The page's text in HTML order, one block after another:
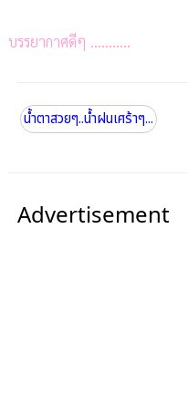
บรรยากาศดีๆ
น้ำตาสวยๆ..น้ำฝนเศร้าๆ...
Advertisement